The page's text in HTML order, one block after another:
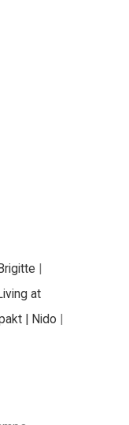
|
at
| Nido |